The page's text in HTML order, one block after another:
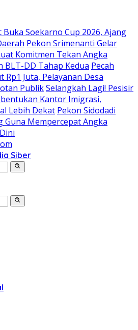
Soekarno Cup 2026, Ajang
Pekon Srimenanti Gelar
Komitmen Tekan Angka
BLT-DD Tahap Kedua Pecah
Juta, Pelayanan Desa
PublikSelangkah Lagi! Pesisir
Kantor Imigrasi,
Lebih Dekat Pekon Sidodadi
Guna Mempercepat Angka
Siber